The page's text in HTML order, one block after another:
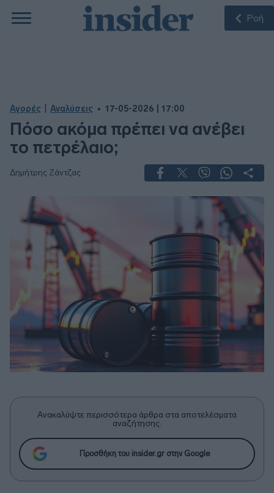
Ροή
Αγορές Αναλύσεις 17-05-2026 | 17:00
Πόσο ακόμα πρέπει να ανέβει
το πετρέλαιο;
Δημήτρης Ζάντζας
Ανακαλύψτε περισσότερα άρθρα στα αποτελέσματα
αναζήτησης.
Προσθήκη του insider.gr στην Google